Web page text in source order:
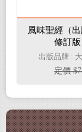
風味聖經（
修訂版
出版品牌 :
定價